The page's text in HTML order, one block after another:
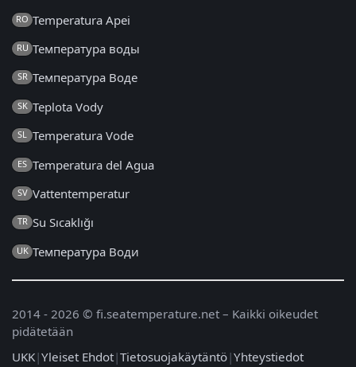
RO Temperatura Apei
RU Температура воды
SR Температура Воде
SK Teplota Vody
SL Temperatura Vode
ES Temperatura del Agua
SV Vattentemperatur
TR Su Sıcaklığı
UK Температура Води
2014 - 2026 © fi.seatemperature.net – Kaikki oikeudet
pidätetään
UKK|Yleiset Ehdot|Tietosuojakäytäntö|Yhteystiedot